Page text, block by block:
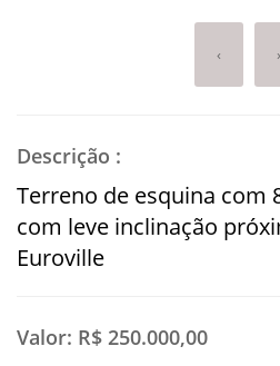
‹ ›
Descrição :
Terreno de esquina com
com leve inclinação
Euroville
Valor: R$ 250.000,00